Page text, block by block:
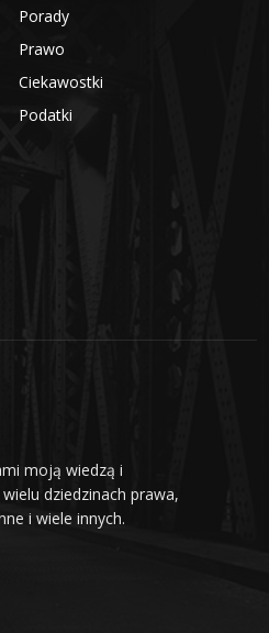
Porady
Prawo
Ciekawostki
Podatki
moją wiedzą i
dziedzinach prawa,
i wiele innych.